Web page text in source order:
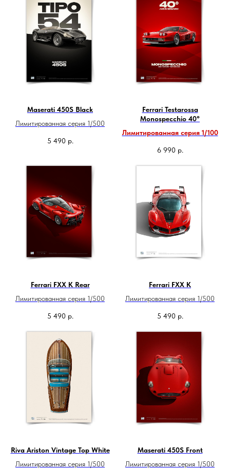
Maserati 450S Black
Лимитированная серия 1/500
5 490 р.
Ferrari Testarossa
Monospecchio 40°
Лимитированная серия 1/100
6 990 р.
Ferrari FXX K Rear
Лимитированная серия 1/500
5 490 р.
Ferrari FXX K
Лимитированная серия 1/500
5 490 р.
Riva Ariston Vintage Top White
Лимитированная серия 1/500
Maserati 450S Front
Лимитированная серия 1/500